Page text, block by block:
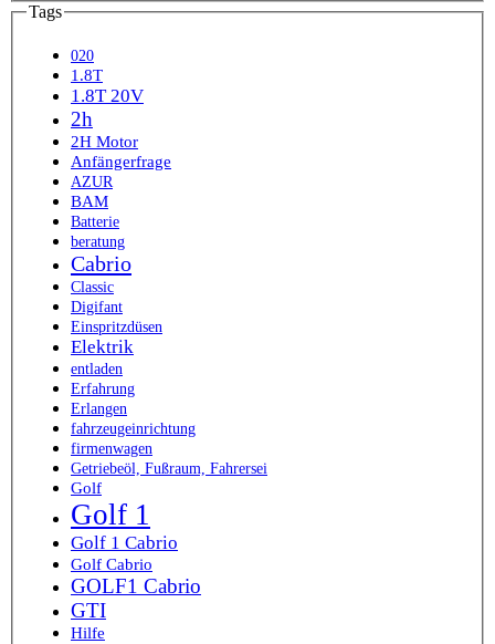
Tags
020
1.8T
1.8T 20V
2h
2H Motor
Anfängerfrage
AZUR
BAM
Batterie
beratung
Cabrio
Classic
Digifant
Einspritzdüsen
Elektrik
entladen
Erfahrung
Erlangen
fahrzeugeinrichtung
firmenwagen
Getriebeöl, Fußraum, Fahrersei
Golf
Golf 1
Golf 1 Cabrio
Golf Cabrio
GOLF1 Cabrio
GTI
Hilfe